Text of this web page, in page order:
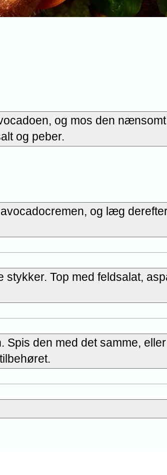
og mos den
og peber.
og læg
stykker. Top med feldsalat,
den med det samme,